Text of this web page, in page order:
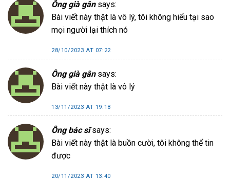
Ông già gân says:
Bài viết này thật là vô lý, tôi không hiểu tại sao
mọi người lại thích nó
28/10/2023 AT 07:22
Ông già gân says:
Bài viết này thật là vô lý
13/11/2023 AT 19:18
Ông bác sĩ says:
Bài viết này thật là buồn cười, tôi không thể tin
được
20/11/2023 AT 13:40